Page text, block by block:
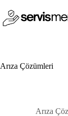
content
Arıza Çözümleri
Arıza